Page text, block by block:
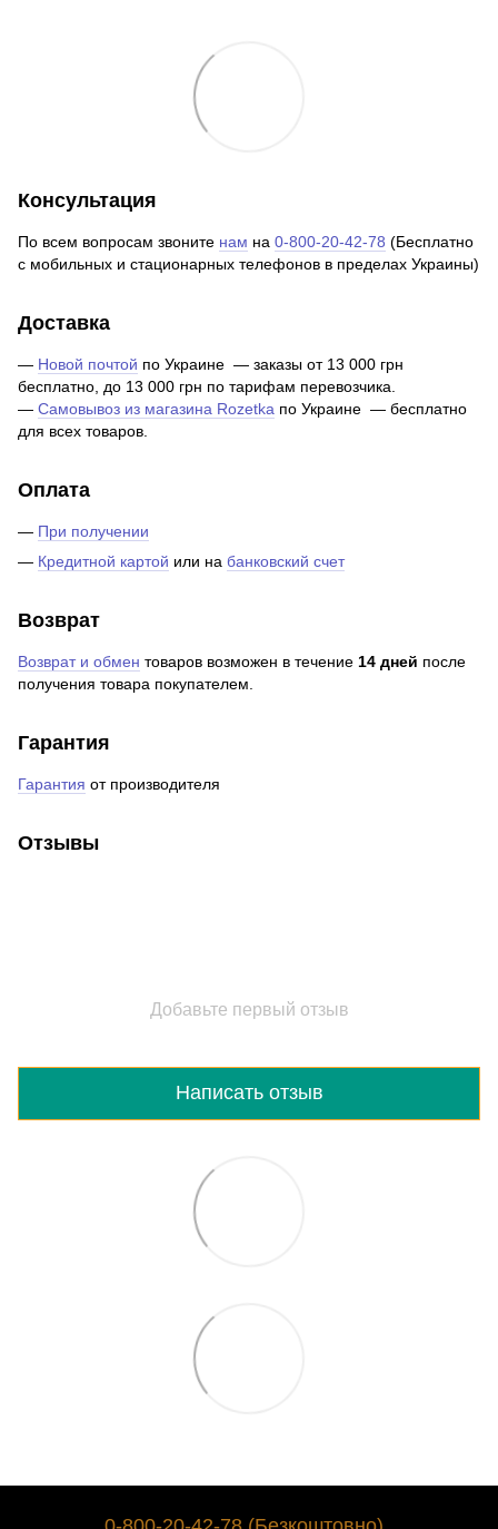
Консультация
По всем вопросам звоните нам на 0-800-20-42-78 (Бесплатно
с мобильных и стационарных телефонов в пределах Украины)
Доставка
— Новой почтой по Украине — заказы от 13 000 грн
бесплатно, до 13 000 грн по тарифам перевозчика.
— Самовывоз из магазина Rozetka по Украине — бесплатно
для всех товаров.
Оплата
— При получении
— Кредитной картой или на банковский счет
Возврат
Возврат и обмен товаров возможен в течение 14 дней после
получения товара покупателем.
Гарантия
Гарантия от производителя
Отзывы
Добавьте первый отзыв
Написать отзыв